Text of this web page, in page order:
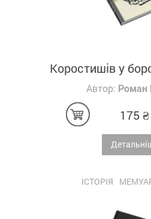
Коростишів у
Автор: Роман
175 ₴
ІСТОРІЯ